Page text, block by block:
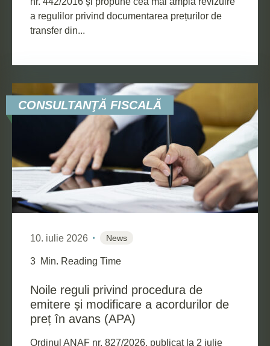
a regulilor privind documentarea prețurilor de
transfer din...
CONSULTANŢĂ FISCALĂ
10. iulie 2026 News
3 Min. Reading Time
Noile reguli privind procedura de
emitere și modificare a acordurilor de
preț în avans (APA)
Ordinul ANAF nr. 827/2026, publicat la 2 iulie